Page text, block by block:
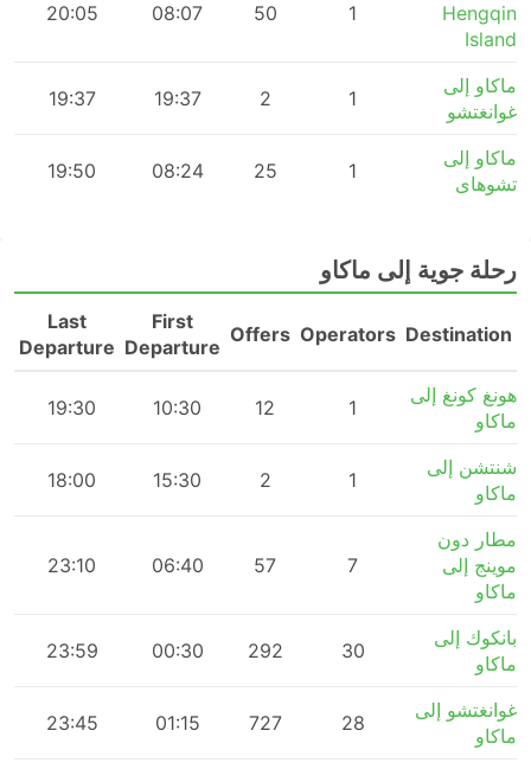
Hengqin
Island
1
50
08:07
20:05
ماكاو إلى
غوانغتشو
1
2
19:37
19:37
ماكاو إلى
تشوهاى
1
25
08:24
19:50
رحلة جوية إلى ماكاو
Destination
Operators
Offers
First
Departure
Last
Departure
هونغ كونغ إلى
ماكاو
1
12
10:30
19:30
شنتشن إلى
ماكاو
1
2
15:30
18:00
مطار دون
موينج إلى
ماكاو
7
57
06:40
23:10
بانكوك إلى
ماكاو
30
292
00:30
23:59
غوانغتشو إلى
ماكاو
28
727
01:15
23:45